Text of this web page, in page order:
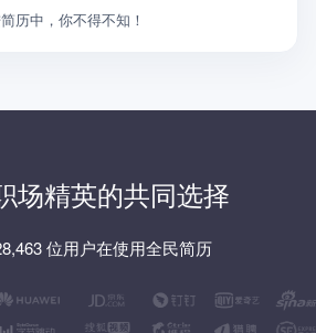
历中，你不得不知！
场精英的共同选择
位用户在使用全民简历